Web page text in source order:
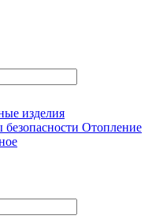
изделия
Отопление